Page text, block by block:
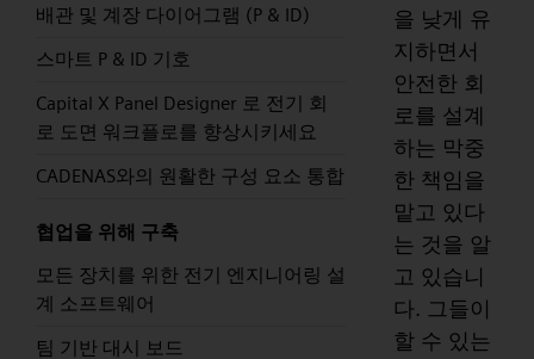
배관 및 계장 다이어그램 (P & ID)
스마트 P & ID 기호
Capital X Panel Designer 로 전기 회
로 도면 워크플로를 향상시키세요
CADENAS와의 원활한 구성 요소 통합
협업을 위해 구축
모든 장치를 위한 전기 엔지니어링 설
계 소프트웨어
팀 기반 대시 보드
을 낮게 유
지하면서
안전한 회
로를 설계
하는 막중
한 책임을
맡고 있다
는 것을 알
고 있습니
다. 그들이
할 수 있는